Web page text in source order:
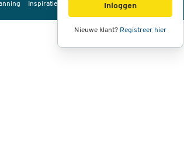
Inloggen
Nieuwe klant? Registreer hier
Inspiratie
Video's
360°
weergave